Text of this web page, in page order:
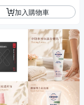
加入購物車